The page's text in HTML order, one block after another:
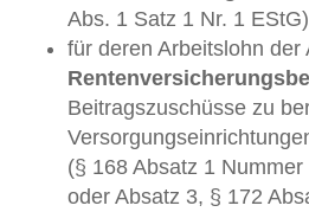
Abs. 1 Satz 1 Nr. 1
für deren Arbeitslohn der
Beitragszuschüsse zu
(§ 168 Absatz 1
oder Absatz 3, § 172